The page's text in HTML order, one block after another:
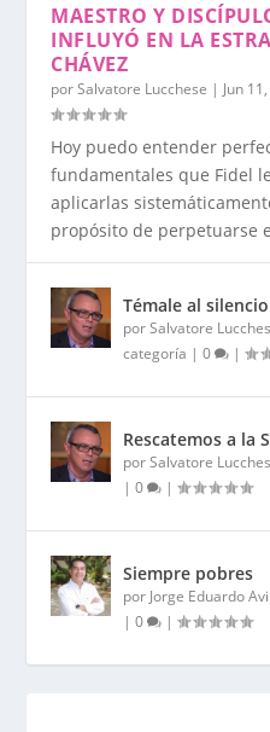
MAESTRO Y
INFLUYÓ EN LA
CHÁVEZ
porSalvatore Lucchese | Jun
Hoy puedo entender
fundamentales que Fidel
aplicarlas
propósito de perpetuarse
Témale al
porSalvatore
categoría |0 |
Rescatemos a la
porSalvatore
|0 |
Siempre pobres
por Jorge Eduardo
|0 |